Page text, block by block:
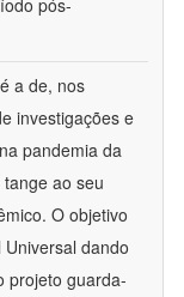
pós-
a de, nos
investigações e
pandemia da
ao seu
O objetivo
dando
projeto guarda-